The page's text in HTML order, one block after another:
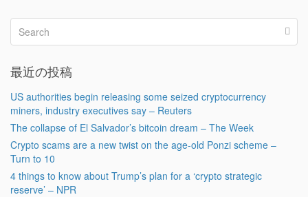
最近の投稿
US authorities begin releasing some seized cryptocurrency
miners, industry executives say – Reuters
The collapse of El Salvador’s bitcoin dream – The Week
Crypto scams are a new twist on the age-old Ponzi scheme –
Turn to 10
4 things to know about Trump’s plan for a ‘crypto strategic
reserve’ – NPR